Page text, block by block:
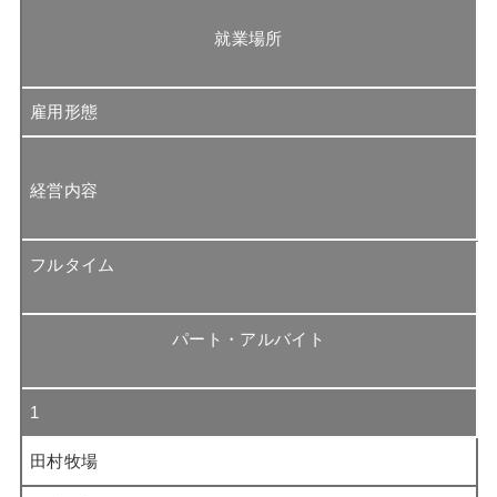
就業場所
雇用形態
経営内容
フルタイム
パート・アルバイト
1
田村牧場